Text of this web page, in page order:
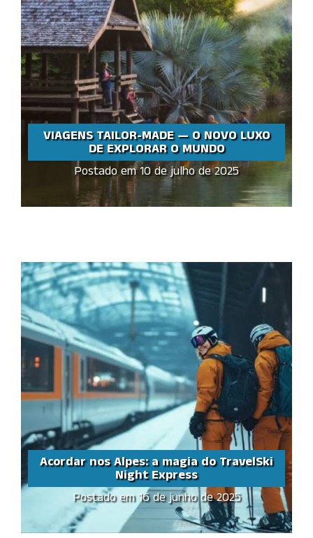
VIAGENS TAILOR-MADE — O NOVO LUXO
DE EXPLORAR O MUNDO
Postado em 10 de julho de 2025
VIAGENS TAILOR-MADE —
O NOVO LUXO DE
EXPLORAR O MUNDO
Acordar nos Alpes: a magia do TravelSki
Night Express
Postado em 16 de junho de 2025
Acordar nos Alpes: a
magia do TravelSki
Night Express